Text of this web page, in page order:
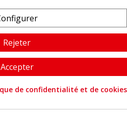
- Une création Quatrys 💙
Rejeter
Accepter
de confidentialité et de cookies